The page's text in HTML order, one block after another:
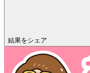
結果をシェア